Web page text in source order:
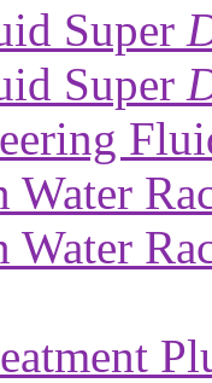
Super
Super
Water
Water